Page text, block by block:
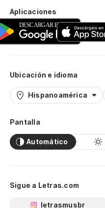
Aplicaciones
Ubicación e idioma
Hispanoamérica
Pantalla
Automático
Sigue a Letras.com
letrasmusbr